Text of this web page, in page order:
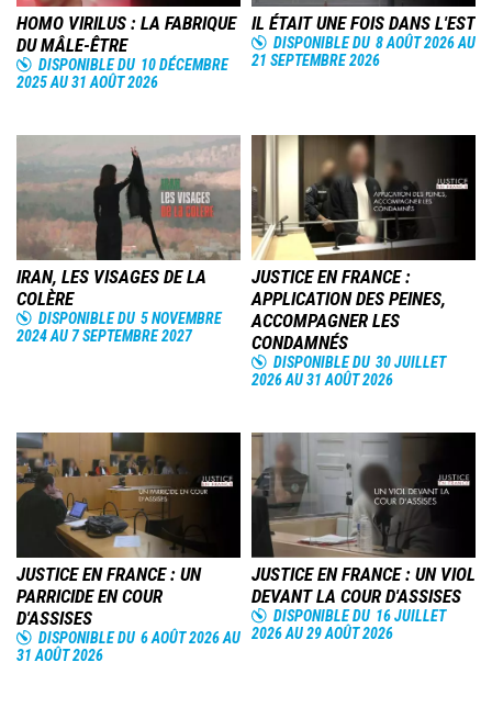
HOMO VIRILUS : LA FABRIQUE
DU MÂLE-ÊTRE
DISPONIBLE DU 10 DÉCEMBRE
2025AU31 AOÛT 2026
IL ÉTAIT UNE FOIS DANS L'EST
DISPONIBLE DU 8 AOÛT 2026AU
21 SEPTEMBRE 2026
Image
IRAN, LES VISAGES DE LA
COLÈRE
DISPONIBLE DU 5 NOVEMBRE
2024AU 7 SEPTEMBRE 2027
Image
JUSTICE EN FRANCE :
APPLICATION DES PEINES,
ACCOMPAGNER LES
CONDAMNÉS
DISPONIBLE DU 30 JUILLET
2026AU31 AOÛT 2026
Image
JUSTICE EN FRANCE : UN
PARRICIDE EN COUR
D'ASSISES
DISPONIBLE DU 6 AOÛT 2026AU
31 AOÛT 2026
Image
JUSTICE EN FRANCE : UN VIOL
DEVANT LA COUR D'ASSISES
DISPONIBLE DU 16 JUILLET
2026AU29 AOÛT 2026